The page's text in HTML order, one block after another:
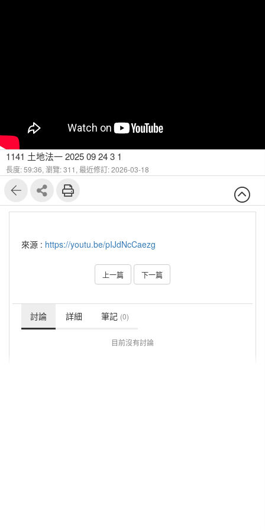
1141 土地法一 2025 09 24 3 1
長度: 59:36, 瀏覽: 311, 最近修訂: 2026-03-18
來源 : https://youtu.be/pIJdNcCaezg
上一篇 下一篇
討論 詳細 筆記 (0)
目前沒有討論